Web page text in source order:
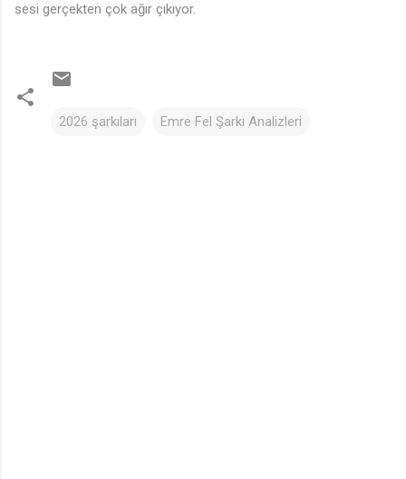
sesi gerçekten çok ağır çıkıyor.
2026 şarkıları Emre Fel Şarkı Analizleri